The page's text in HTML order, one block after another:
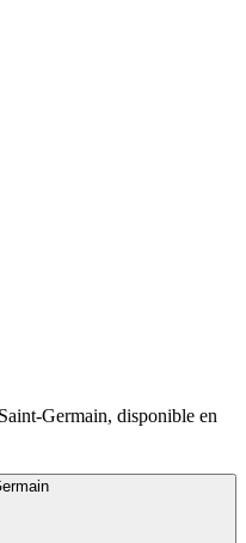
Germain, disponible en